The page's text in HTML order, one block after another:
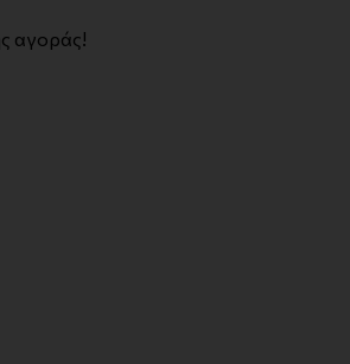
αγοράς!